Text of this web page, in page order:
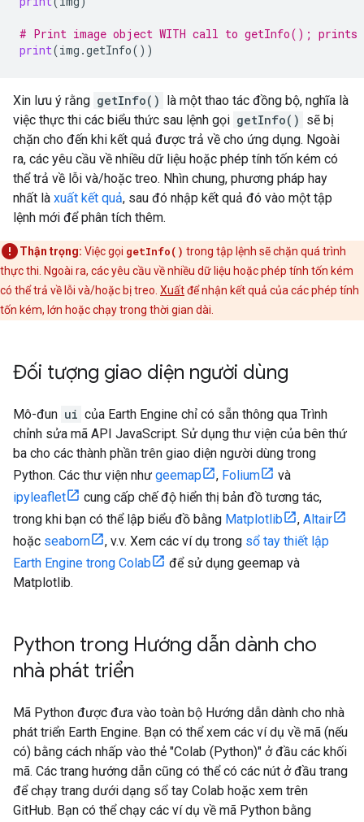
# Print image object WITH call to getInfo(); prints
print(img .getInfo())
Xin lưu ý rằng getInfo() là một thao tác đồng bộ, nghĩa là
việc thực thi các biểu thức sau lệnh gọi getInfo() sẽ bị
chặn cho đến khi kết quả được trả về cho ứng dụng. Ngoài
ra, các yêu cầu về nhiều dữ liệu hoặc phép tính tốn kém có
thể trả về lỗi và/hoặc treo. Nhìn chung, phương pháp hay
nhất là xuất kết quả, sau đó nhập kết quả đó vào một tập
lệnh mới để phân tích thêm.
Thận trọng: Việc gọi getInfo() trong tập lệnh sẽ chặn quá trình
thực thi. Ngoài ra, các yêu cầu về nhiều dữ liệu hoặc phép tính tốn kém
có thể trả về lỗi và/hoặc bị treo. Xuấtđể nhận kết quả của các phép tính
tốn kém, lớn hoặc chạy trong thời gian dài.
Đối tượng giao diện người dùng
Mô-đun ui của Earth Engine chỉ có sẵn thông qua Trình
chỉnh sửa mã API JavaScript. Sử dụng thư viện của bên thứ
ba cho các thành phần trên giao diện người dùng trong
Python. Các thư viện như geemap , Folium
và
ipyleaflet
cung cấp chế độ hiển thị bản đồ tương tác,
trong khi bạn có thể lập biểu đồ bằng Matplotlib , Altair
hoặc seaborn , v.v. Xem các ví dụ trong sổ tay thiết lập
Earth Engine trong Colab
để sử dụng geemap và
Matplotlib.
Python trong Hướng dẫn dành cho
nhà phát triển
Mã Python được đưa vào toàn bộ Hướng dẫn dành cho nhà
phát triển Earth Engine. Bạn có thể xem các ví dụ về mã (nếu
có) bằng cách nhấp vào thẻ "Colab (Python)" ở đầu các khối
mã. Các trang hướng dẫn cũng có thể có các nút ở đầu trang
để chạy trang dưới dạng sổ tay Colab hoặc xem trên
GitHub. Bạn có thể chạy các ví dụ về mã Python bằng